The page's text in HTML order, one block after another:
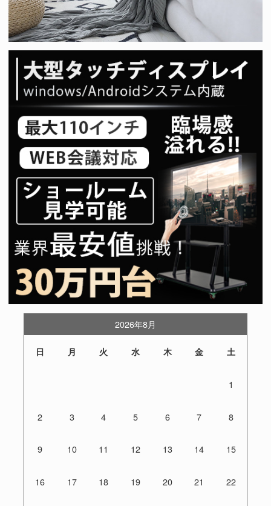
2026年8月
日 月 火 水 木 金 土
1
2 3 4 5 6 7 8
9 10 11 12 13 14 15
16 17 18 19 20 21 22